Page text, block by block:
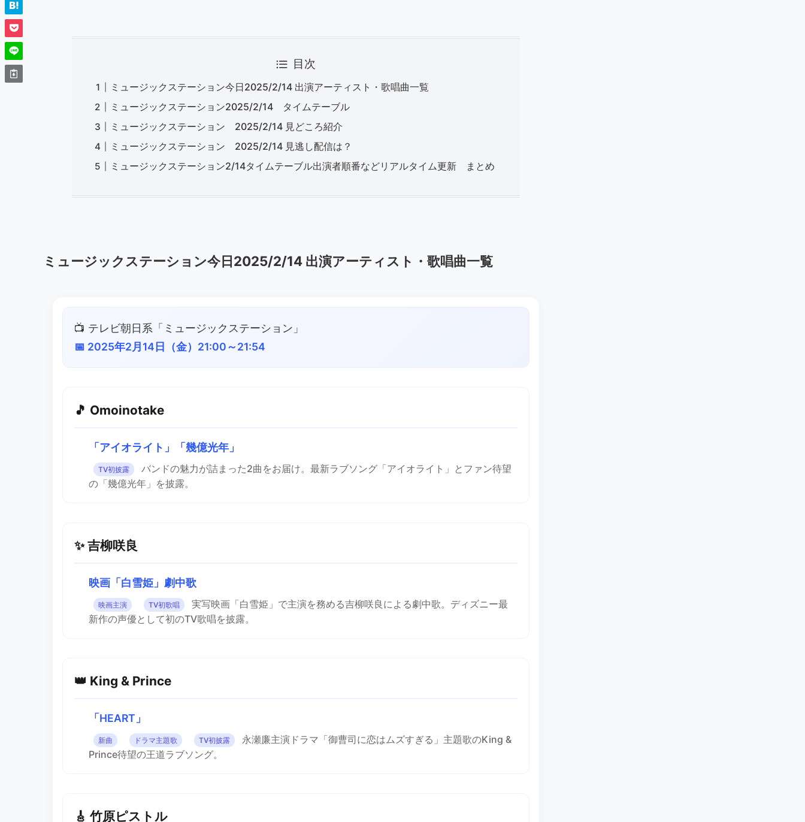
目次
ミュージックステーション今日2025/2/14 出演アーティスト・歌唱曲一覧
ミュージックステーション2025/2/14 タイムテーブル
ミュージックステーション 2025/2/14 見どころ紹介
ミュージックステーション 2025/2/14 見逃し配信は？
ミュージックステーション2/14タイムテーブル出演者順番などリアルタイム更新 まとめ
ミュージックステーション今日2025/2/14 出演アーティスト・歌唱曲一覧
📺 テレビ朝日系「ミュージックステーション」
📅 2025年2月14日（金）21:00～21:54
🎵 Omoinotake
「アイオライト」「幾億光年」
TV初披露
バンドの魅力が詰まった2曲をお届け。最新ラブソング「アイオライト」とファン待望
の「幾億光年」を披露。
✨ 吉柳咲良
映画「白雪姫」劇中歌
映画主演 TV初歌唱
実写映画「白雪姫」で主演を務める吉柳咲良による劇中歌。ディズニー最
新作の声優として初のTV歌唱を披露。
👑 King & Prince
「HEART」
新曲 ドラマ主題歌 TV初披露
永瀬廉主演ドラマ「御曹司に恋はムズすぎる」主題歌のKing &
Prince待望の王道ラブソング。
🎸 竹原ピストル